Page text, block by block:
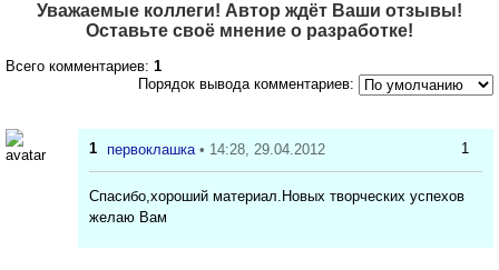
Уважаемые коллеги! Автор ждёт Ваши отзывы!
Оставьте своё мнение о разработке!
Всего комментариев: 1
Порядок вывода комментариев:
1
1 первоклашка • 14:28, 29.04.2012
Спасибо,хороший материал.Новых творческих успехов
желаю Вам